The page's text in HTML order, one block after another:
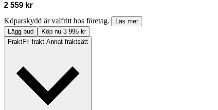
2 559 kr
Köparskydd är valfritt hos företag.
Läs mer
Lägg bud
Köp nu 3 995 kr
FraktFri frakt Annat fraktsätt